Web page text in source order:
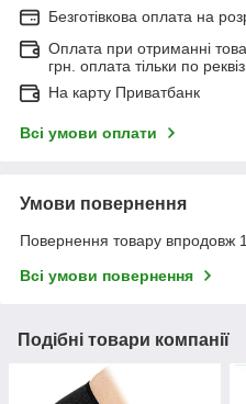
Безготівкова оплата на
Оплата при отриманні
грн. оплата тільки по
На карту Приватбанк
Всі умови оплати
Умови повернення
Повернення товару впродовж
Всі умови повернення
Подібні товари компанії